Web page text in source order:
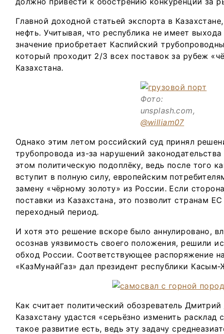
Главной доходной статьей экспорта в
нефть. Учитывая, что республика не имеет
значение приобретает Каспийский
который проходит 2/3 всех поставок за рубеж
Казахстана.
Фото:
unsplash.com,
@william07
Однако этим летом российский суд принял
трубопровода из-за нарушений
этом политическую подоплёку, ведь после того
вступит в полную силу, европейским
замену «чёрному золоту» из России. Если
поставки из Казахстана, это позволит странам
переходный период.
И хотя это решение вскоре было аннулировано,
осознав уязвимость своего положения, решили
обход России. Соответствующее распоряжение
«КазМунайГаз» дал президент республики
Как считает политический обозреватель
Казахстану удастся «серьёзно изменить расклад
такое развитие есть, ведь эту задачу